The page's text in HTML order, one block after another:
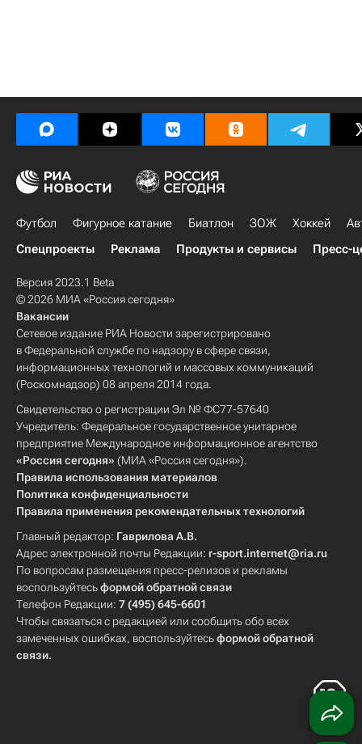
Футбол Фигурное катание Биатлон ЗОЖ Хоккей
Спецпроекты
Реклама Продукты и сервисы Пресс-
Версия 2023.1 Beta
© 2026 МИА «Россия сегодня»
Вакансии
Сетевое издание РИА Новости зарегистрировано
в Федеральной службе по надзору в сфере связи,
информационных технологий и массовых коммуникаций
(Роскомнадзор) 08 апреля 2014 года.
Свидетельство о регистрации Эл № ФС77-57640
Учредитель: Федеральное государственное унитарное
предприятие Международное информационное агентство
«Россия сегодня» (МИА «Россия сегодня»).
Правила использования материалов
Политика конфиденциальности
Правила применения рекомендательных технологий
Главный редактор: Гаврилова А.В.
Адрес электронной почты Редакции: r-sport.internet@ria.ru
По вопросам размещения пресс-релизов и рекламы
воспользуйтесьформой обратной связи
Телефон Редакции: 7 (495) 645-6601
Чтобы связаться с редакцией или сообщить обо всех
замеченных ошибках, воспользуйтесьформой обратной
связи.